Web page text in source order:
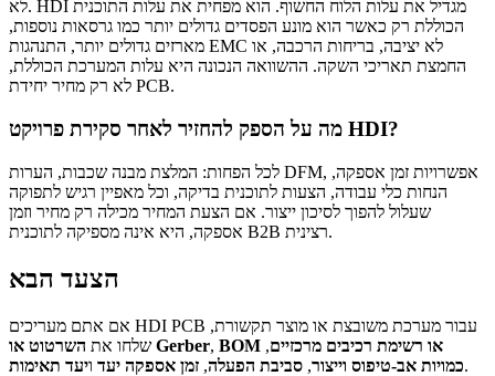
לא. HDI מגדיל את עלות הלוח החשוף. הוא מפחית את עלות התוכנית
הכוללת רק כאשר הוא מונע הפסדים גדולים יותר כמו גרסאות נוספות,
מארזים גדולים יותר, התנהגות EMC לא יציבה, בריחות הרכבה, או
החמצת תאריכי השקה. ההשוואה הנכונה היא עלות המערכת הכוללת,
לא רק מחיר יחידת PCB.
מה על הספק להחזיר לאחר סקירת פרויקט HDI?
לכל הפחות: המלצת מבנה שכבות, הערות DFM, אפשרויות זמן אספקה,
הנחות כלי עבודה, הצעות לתוכנית בדיקה, וכל מאפיין רגיש לתפוקה
שעלול להפוך לסיכון ייצור. אם הצעת המחיר מכילה רק מחיר וזמן
אספקה, היא אינה מספיקה לתוכנית B2B רצינית.
הצעד הבא
אם אתם מעריכים HDI PCB עבור מערכת משובצת או מוצר תקשורת,
שלחו את השרטוט או Gerber, BOM או רשימת רכיבים מרכזיים,
כמויות אב-טיפוס וייצור, סביבת הפעלה, זמן אספקה יעד ויעד תאימות
.